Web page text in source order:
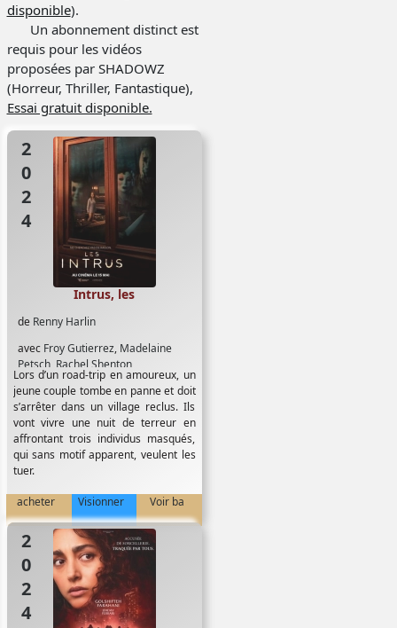
disponible).
Un abonnement distinct est
requis pour les vidéos
proposées par SHADOWZ
(Horreur, Thriller, Fantastique),
Essai gratuit disponible.
2024
de Renny Harlin
avec Froy Gutierrez, Madelaine
Petsch, Rachel Shenton
Intrus, les
Lors d’un road-trip en amoureux, un
jeune couple tombe en panne et doit
s’arrêter dans un village reclus. Ils
vont vivre une nuit de terreur en
affrontant trois individus masqués,
qui sans motif apparent, veulent les
tuer.
acheter Visionner Voir ba
2024